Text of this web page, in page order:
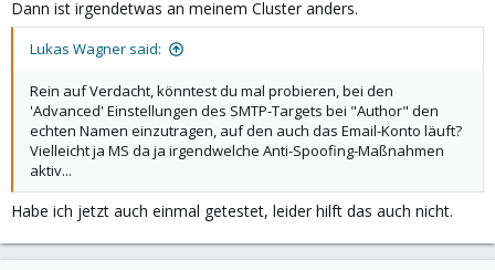
Dann ist irgendetwas an meinem Cluster anders.
Lukas Wagner said:
Rein auf Verdacht, könntest du mal probieren, bei den
'Advanced' Einstellungen des SMTP-Targets bei "Author" den
echten Namen einzutragen, auf den auch das Email-Konto läuft?
Vielleicht ja MS da ja irgendwelche Anti-Spoofing-Maßnahmen
aktiv...
Habe ich jetzt auch einmal getestet, leider hilft das auch nicht.